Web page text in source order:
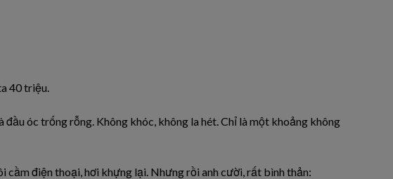
40 triệu.
đầu óc trống rỗng. Không khóc, không la hét. Chỉ là một khoảng không
cầm điện thoại, hơi khựng lại. Nhưng rồi anh cười, rất bình thản: